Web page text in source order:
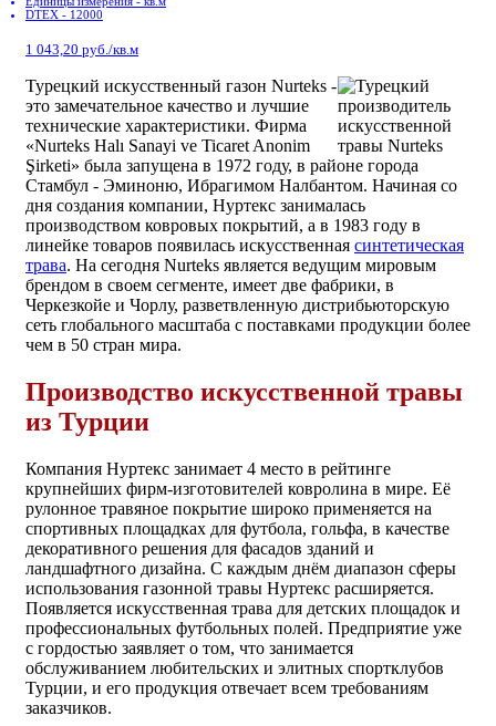
DTEX - 12000
1 043,20 руб./кв.м
Турецкий искусственный газон Nurteks -
это замечательное качество и лучшие
технические характеристики. Фирма
«Nurteks Halı Sanayi ve Ticaret Anonim
Şirketi» была запущена в 1972 году, в районе города
Стамбул - Эминоню, Ибрагимом Налбантом. Начиная со
дня создания компании, Нуртекс занималась
производством ковровых покрытий, а в 1983 году в
линейке товаров появилась искусственная синтетическая
трава. На сегодня Nurteks является ведущим мировым
брендом в своем сегменте, имеет две фабрики, в
Черкезкойе и Чорлу, разветвленную дистрибьюторскую
сеть глобального масштаба с поставками продукции более
чем в 50 стран мира.
Производство искусственной травы
из Турции
Компания Нуртекс занимает 4 место в рейтинге
крупнейших фирм-изготовителей ковролина в мире. Её
рулонное травяное покрытие широко применяется на
спортивных площадках для футбола, гольфа, в качестве
декоративного решения для фасадов зданий и
ландшафтного дизайна. С каждым днём диапазон сферы
использования газонной травы Нуртекс расширяется.
Появляется искусственная трава для детских площадок и
профессиональных футбольных полей. Предприятие уже
с гордостью заявляет о том, что занимается
обслуживанием любительских и элитных спортклубов
Турции, и его продукция отвечает всем требованиям
заказчиков.